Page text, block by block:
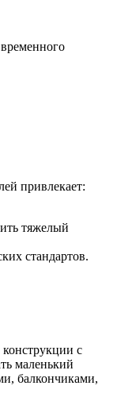
привлекает:
тяжелый
стандартов.
с
маленький
балкончиками,